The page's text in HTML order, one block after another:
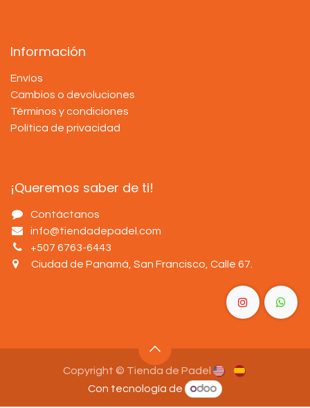
Información
Envíos
Cambios o devoluciones
Términos y condiciones
Política de privacidad
¡Queremos saber de ti!
Contáctanos
info@tiendadepadel.com
+507 6763-6443
Ciudad de Panamá, San Francisco, Calle 67
Copyright © Tienda de Padel
Con tecnología de